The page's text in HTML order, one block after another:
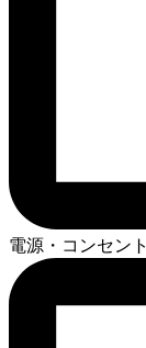
電源・コンセント